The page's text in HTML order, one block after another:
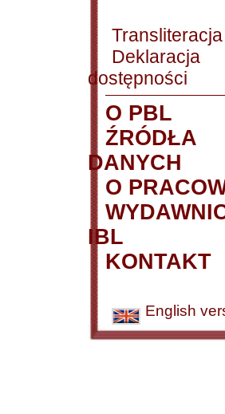
Transliteracja
Deklaracja
dostępności
O PBL
ŹRÓDŁA
DANYCH
O
IBL
KONTAKT
English